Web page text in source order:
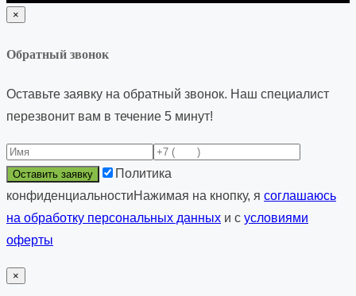
×
Обратный звонок
Оставьте заявку на обратный звонок. Наш специалист
перезвонит вам в течение 5 минут!
Политика
конфиденциальностиНажимая на кнопку, я соглашаюсь
на обработку персональных данных и с условиями
оферты
×